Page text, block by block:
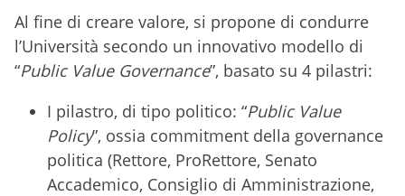
Al fine di creare valore, si propone di condurre
l’Università secondo un innovativo modello di
“Public Value Governance”, basato su 4 pilastri:
I pilastro, di tipo politico: “Public Value
Policy”, ossia commitment della governance
politica (Rettore, ProRettore, Senato
Accademico, Consiglio di Amministrazione,